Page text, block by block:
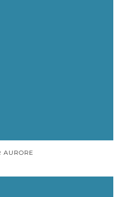
AURORE